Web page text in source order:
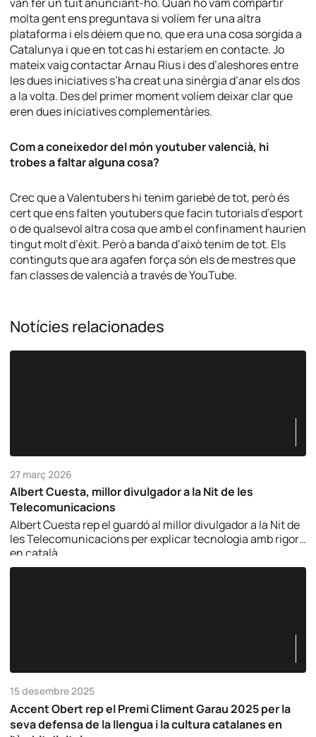
molta gent ens preguntava si volíem fer una altra
plataforma i els dèiem que no, que era una cosa sorgida a
Catalunya i que en tot cas hi estaríem en contacte. Jo
mateix vaig contactar Arnau Rius i des d’aleshores entre
les dues iniciatives s’ha creat una sinèrgia d’anar els dos
a la volta. Des del primer moment volíem deixar clar que
eren dues iniciatives complementàries.
Com a coneixedor del món youtuber valencià, hi
trobes a faltar alguna cosa?
Crec que a Valentubers hi tenim gariebé de tot, però és
cert que ens falten youtubers que facin tutorials d’esport
o de qualsevol altra cosa que amb el confinament haurien
tingut molt d’èxit. Però a banda d’això tenim de tot. Els
continguts que ara agafen força són els de mestres que
fan classes de valencià a través de YouTube.
Notícies relacionades
27 març 2026
Albert Cuesta, millor divulgador a la Nit de les
Telecomunicacions
Albert Cuesta rep el guardó al millor divulgador a la Nit de
les Telecomunicacions per explicar tecnologia amb rigor i
en català.
15 desembre 2025
Accent Obert rep el Premi Climent Garau 2025 per la
seva defensa de la llengua i la cultura catalanes en